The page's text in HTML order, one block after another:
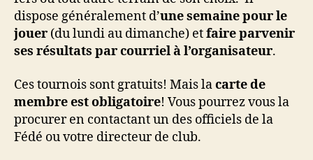
dispose généralement d’une semaine pour le
jouer (du lundi au dimanche) etfaire parvenir
ses résultats par courriel à l’organisateur.
Ces tournois sont gratuits! Mais lacarte de
membre est obligatoire! Vous pourrez vous la
procurer en contactant un des officiels de la
Fédé ou votre directeur de club.